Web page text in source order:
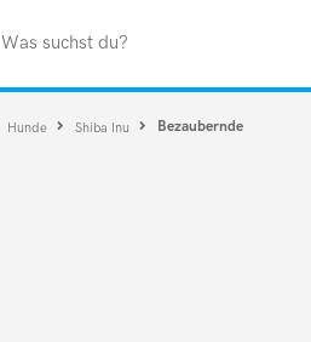
Was suchst du?
Hunde Shiba Inu
Bezaubernde